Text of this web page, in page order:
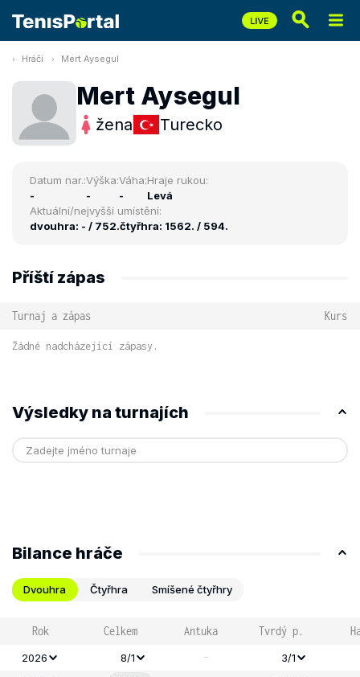
Hráči Mert Aysegul
Mert Aysegul
žena Turecko
Datum nar.:
-
Výška:
-
Váha:
-
Hraje rukou:
Levá
Aktuální/nejvyšší umístění:
dvouhra: - / 752.čtyřhra: 1562. / 594.
Příští zápas
Turnaj a zápas Kurs
Žádné nadcházející zápasy.
Výsledky na turnajích
Bilance hráče
Dvouhra Čtyřhra Smíšené čtyřhry
Rok Celkem Antuka Tvrdý p.
2026 8/1 -
3/1